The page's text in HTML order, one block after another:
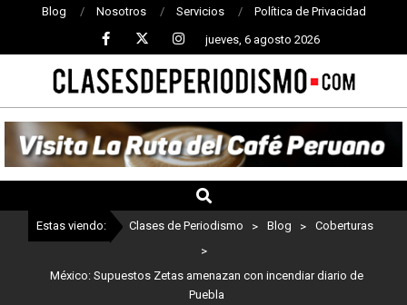
Blog Nosotros Servicios Política de Privacidad
jueves, 6 agosto 2026
CLASES
DE
PERIODISMO
Estas viendo: Clases de Periodismo > Blog >
Coberturas
>
México: Supuestos Zetas amenazan con incendiar diario de
Puebla